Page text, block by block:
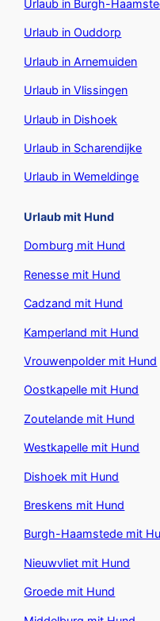
Urlaub in Burgh-
Urlaub in Ouddorp
Urlaub in Arnemuiden
Urlaub in Vlissingen
Urlaub in Dishoek
Urlaub in Scharendijke
Urlaub in Wemeldinge
Urlaub mit Hund
Domburg mit Hund
Renesse mit Hund
Cadzand mit Hund
Kamperland mit Hund
Vrouwenpolder mit Hund
Oostkapelle mit Hund
Zoutelande mit Hund
Westkapelle mit Hund
Dishoek mit Hund
Breskens mit Hund
Burgh-Haamstede mit
Nieuwvliet mit Hund
Groede mit Hund